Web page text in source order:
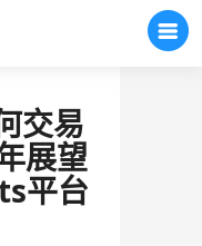
交易
展望
平台